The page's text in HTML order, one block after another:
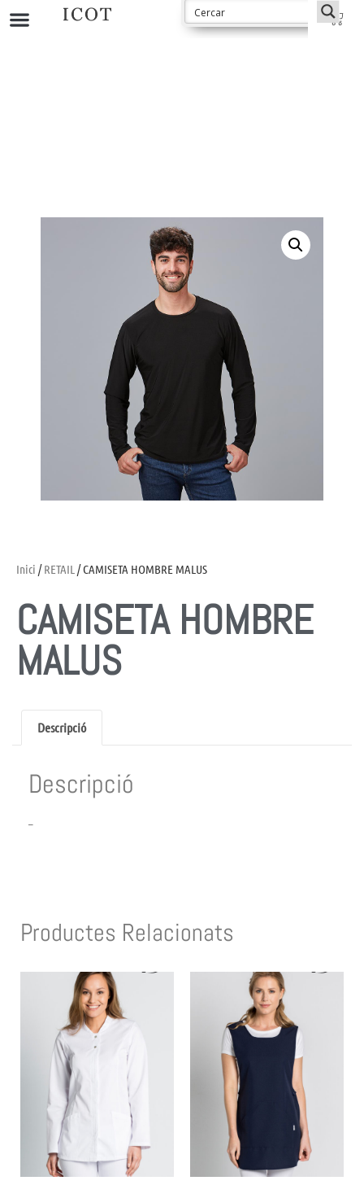
Inici /RETAIL / CAMISETA HOMBRE MALUS
CAMISETA HOMBRE
MALUS
Descripció
Descripció
–
Productes Relacionats